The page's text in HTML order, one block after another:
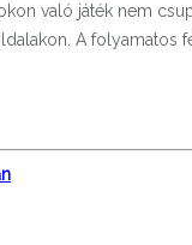
való játék nem
A